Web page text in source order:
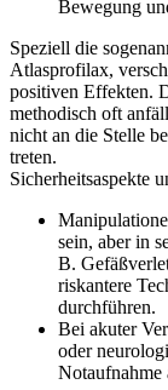
Bewegung
Speziell die
Atlasprofilax,
positiven Effekten.
methodisch oft
nicht an die Stelle
treten.
Sicherheitsaspekte
sein, aber in
B.
riskantere
durchführen.
Bei akuter
oder
Notaufnahme